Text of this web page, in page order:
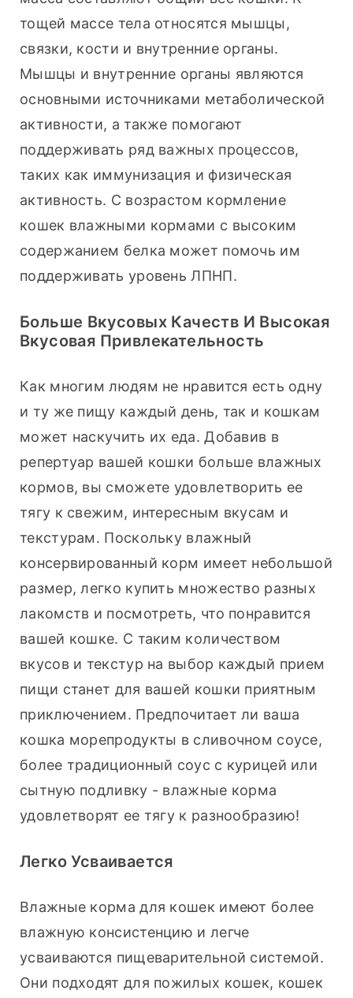
тощей массе тела относятся мышцы,
связки, кости и внутренние органы.
Мышцы и внутренние органы являются
основными источниками метаболической
активности, а также помогают
поддерживать ряд важных процессов,
таких как иммунизация и физическая
активность. С возрастом кормление
кошек влажными кормами с высоким
содержанием белка может помочь им
поддерживать уровень ЛПНП.
Больше Вкусовых Качеств И Высокая
Вкусовая Привлекательность
Как многим людям не нравится есть одну
и ту же пищу каждый день, так и кошкам
может наскучить их еда. Добавив в
репертуар вашей кошки больше влажных
кормов, вы сможете удовлетворить ее
тягу к свежим, интересным вкусам и
текстурам. Поскольку влажный
консервированный корм имеет небольшой
размер, легко купить множество разных
лакомств и посмотреть, что понравится
вашей кошке. С таким количеством
вкусов и текстур на выбор каждый прием
пищи станет для вашей кошки приятным
приключением. Предпочитает ли ваша
кошка морепродукты в сливочном соусе,
более традиционный соус с курицей или
сытную подливку - влажные корма
удовлетворят ее тягу к разнообразию!
Легко Усваивается
Влажные корма для кошек имеют более
влажную консистенцию и легче
усваиваются пищеварительной системой.
Они подходят для пожилых кошек, кошек